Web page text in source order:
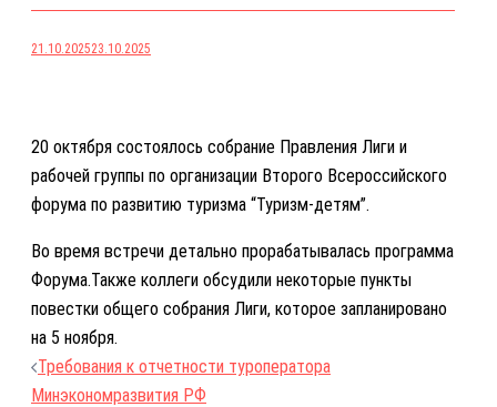
21.10.202523.10.2025
20 октября состоялось собрание Правления Лиги и
рабочей группы по организации Второго Всероссийского
форума по развитию туризма “Туризм-детям”.
Во время встречи детально прорабатывалась программа
Форума.Также коллеги обсудили некоторые пункты
повестки общего собрания Лиги, которое запланировано
на 5 ноября.
Навигация
по
Требования к отчетности туроператора
Минэкономразвития РФ